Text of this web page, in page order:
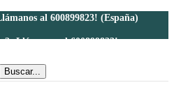
al 600899823! (España)
¡Llámanos al 600899823!
Buscar...